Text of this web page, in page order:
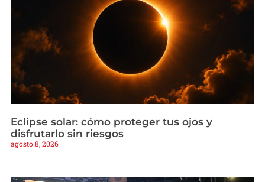
Eclipse solar: cómo proteger tus ojos y
disfrutarlo sin riesgos
agosto 8, 2026